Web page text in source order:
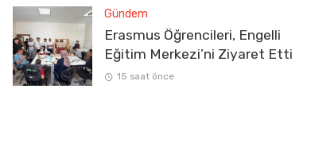
Gündem
Erasmus Öğrencileri, Engelli
Eğitim Merkezi’ni Ziyaret Etti
15 saat önce